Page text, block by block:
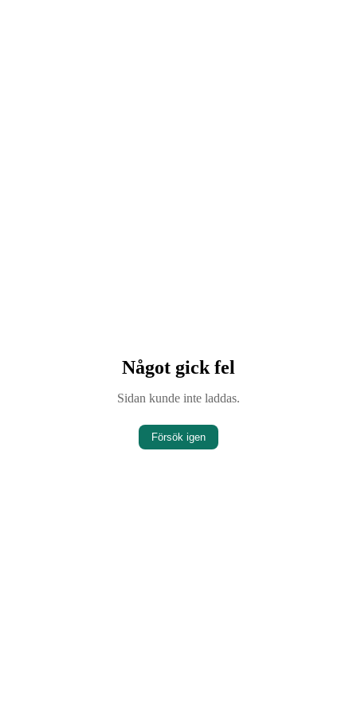
Något gick fel
Sidan kunde inte laddas.
Försök igen